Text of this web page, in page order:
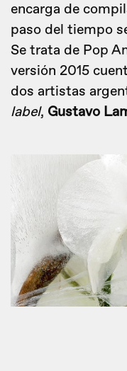
encarga de
paso del tiempo
Se trata de Pop
versión 2015
dos artistas
label, Gustavo